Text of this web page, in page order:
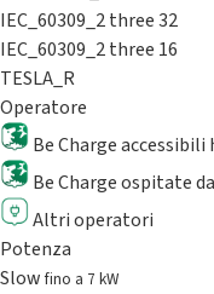
IEC_60309_2 three 32
IEC_60309_2 three 16
TESLA_R
Operatore
Be Charge accessibili
Be Charge ospitate
Altri operatori
Potenza
Slowfino a 7 kW